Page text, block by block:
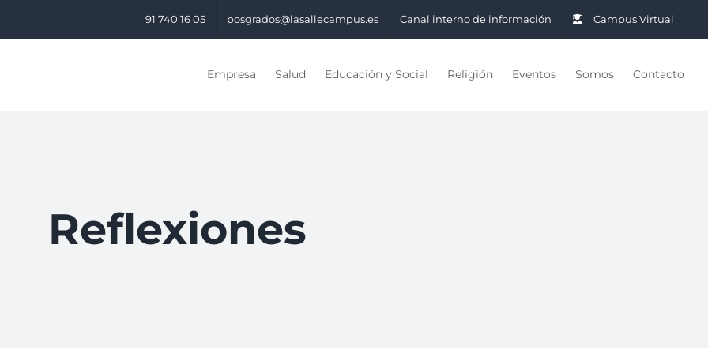
91 740 16 05 posgrados@lasallecampus.es Canal interno de información Campus Virtual
Empresa Salud Educación y Social Religión Eventos Somos Contacto
Reflexiones